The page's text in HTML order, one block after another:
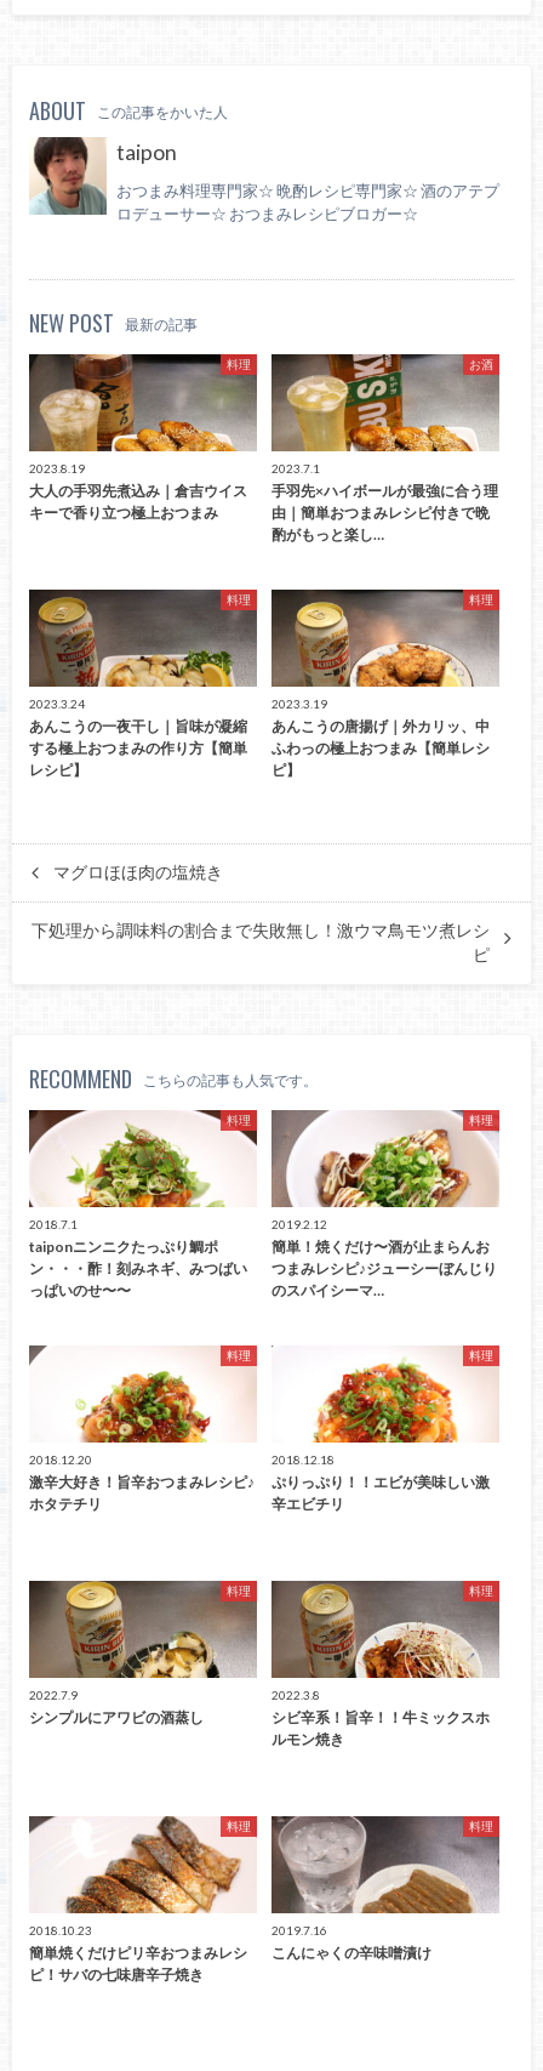
ABOUT この記事をかいた人
taipon
おつまみ料理専門家☆ 晩酌レシピ専門家☆ 酒のアテプ
ロデューサー☆ おつまみレシピブロガー☆
NEW POST 最新の記事
料理
2023.8.19
大人の手羽先煮込み｜倉吉ウイス
キーで香り立つ極上おつまみ
お酒
2023.7.1
手羽先×ハイボールが最強に合う理
由｜簡単おつまみレシピ付きで晩
酌がもっと楽し…
料理
2023.3.24
あんこうの一夜干し｜旨味が凝縮
する極上おつまみの作り方【簡単
レシピ】
料理
2023.3.19
あんこうの唐揚げ｜外カリッ、中
ふわっの極上おつまみ【簡単レシ
ピ】
マグロほほ肉の塩焼き
下処理から調味料の割合まで失敗無し！激ウマ鳥モツ煮レシ
ピ
RECOMMEND こちらの記事も人気です。
料理
2018.7.1
taiponニンニクたっぷり鯛ポ
ン・・・酢！刻みネギ、みつばい
っぱいのせ〜〜
料理
2019.2.12
簡単！焼くだけ〜酒が止まらんお
つまみレシピ♪ジューシーぼんじり
のスパイシーマ…
料理
2018.12.20
激辛大好き！旨辛おつまみレシピ♪
ホタテチリ
料理
2018.12.18
ぷりっぷり！！エビが美味しい激
辛エビチリ
料理
2022.7.9
シンプルにアワビの酒蒸し
料理
2022.3.8
シビ辛系！旨辛！！牛ミックスホ
ルモン焼き
料理
2018.10.23
簡単焼くだけピリ辛おつまみレシ
ピ！サバの七味唐辛子焼き
料理
2019.7.16
こんにゃくの辛味噌漬け